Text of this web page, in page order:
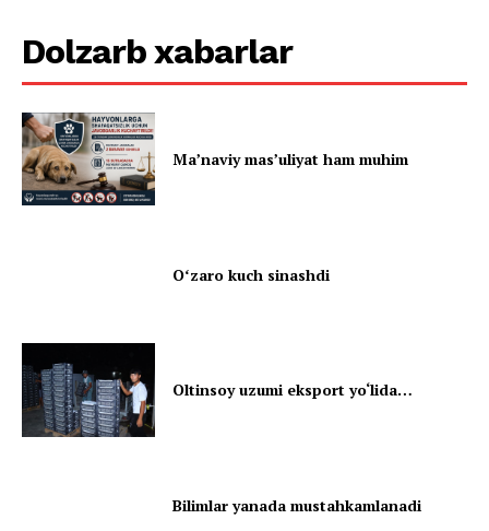
Dolzarb xabarlar
Ma’naviy mas’uliyat ham muhim
Oʻzaro kuch sinashdi
Oltinsoy uzumi eksport yo‘lida…
Bilimlar yanada mustahkamlanadi